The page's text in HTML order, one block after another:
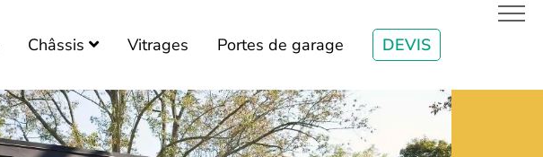
Châssis Vitrages Portes de garage DEVIS